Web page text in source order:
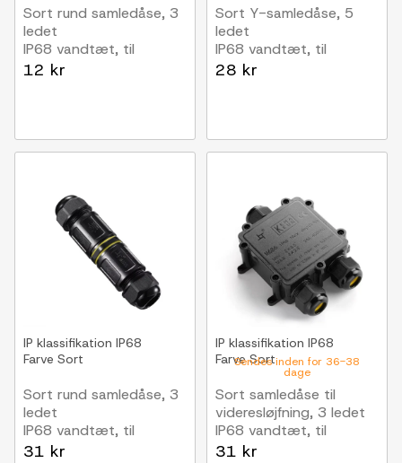
Sort rund samledåse, 3
ledet
IP68 vandtæt, til
samling af ledninger,
12 kr
Sort Y-samledåse, 5
ledet
IP68 vandtæt, til
samling af ledninger,
28 kr
IP klassifikation IP68
Farve Sort
Sort rund samledåse, 3
ledet
IP68 vandtæt, til
samling af ledninger,
31 kr
Sendes inden for 36-38
dage
IP klassifikation IP68
FarveSort
Sort samledåse til
videresløjfning, 3 ledet
IP68 vandtæt, til
samling af ledninger,
31 kr